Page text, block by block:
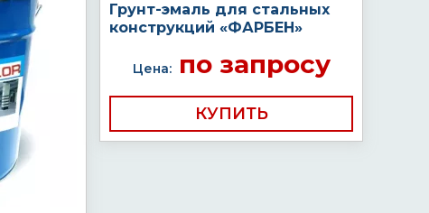
Грунт-эмаль для стальных
конструкций «ФАРБЕН»
Цена:по запросу
КУПИТЬ